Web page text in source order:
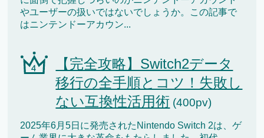
やユーザーの扱いではないでしょうか。この記事で
はニンテンドーアカウン...
【完全攻略】Switch2データ
移行の全手順とコツ！失敗し
ない互換性活用術 (400pv)
2025年6月5日に発売されたNintendo Switch 2は、ゲ